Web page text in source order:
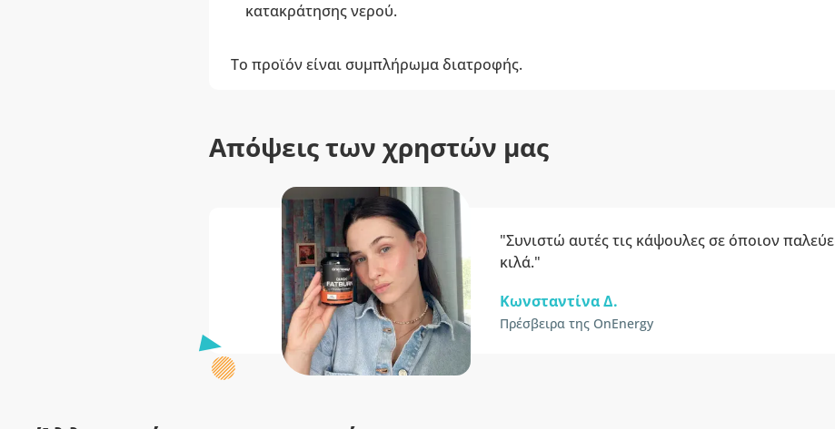
κατακράτησης νερού.
Το προϊόν είναι συμπλήρωμα διατροφής.
Απόψεις των χρηστών μας
"Συνιστώ αυτές τις κάψουλες σε όποιον
κιλά."
Κωνσταντίνα Δ.
Πρέσβειρα της OnEnergy